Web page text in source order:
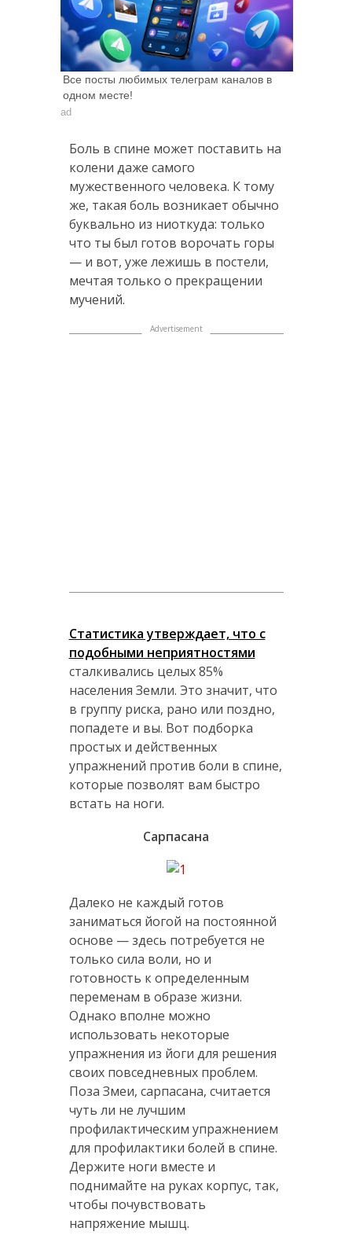
Все посты любимых телеграм каналов в
одном месте!
ad
Боль в спине может поставить на
колени даже самого
мужественного человека. К тому
же, такая боль возникает обычно
буквально из ниоткуда: только
что ты был готов ворочать горы
— и вот, уже лежишь в постели,
мечтая только о прекращении
мучений.
Статистика утверждает, что с
подобными неприятностями
сталкивались целых 85%
населения Земли. Это значит, что
в группу риска, рано или поздно,
попадете и вы. Вот подборка
простых и действенных
упражнений против боли в спине,
которые позволят вам быстро
встать на ноги.
Сарпасана
Далеко не каждый готов
заниматься йогой на постоянной
основе — здесь потребуется не
только сила воли, но и
готовность к определенным
переменам в образе жизни.
Однако вполне можно
использовать некоторые
упражнения из йоги для решения
своих повседневных проблем.
Поза Змеи, сарпасана, считается
чуть ли не лучшим
профилактическим упражнением
для профилактики болей в спине.
Держите ноги вместе и
поднимайте на руках корпус, так,
чтобы почувствовать
напряжение мышц.